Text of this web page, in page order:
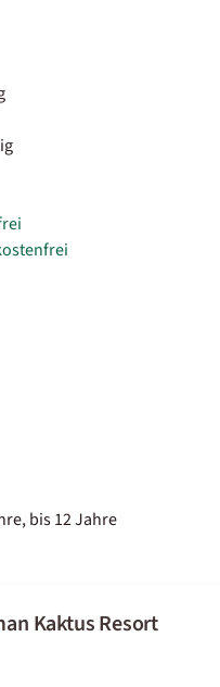
bis 12 Jahre
Kaktus Resort